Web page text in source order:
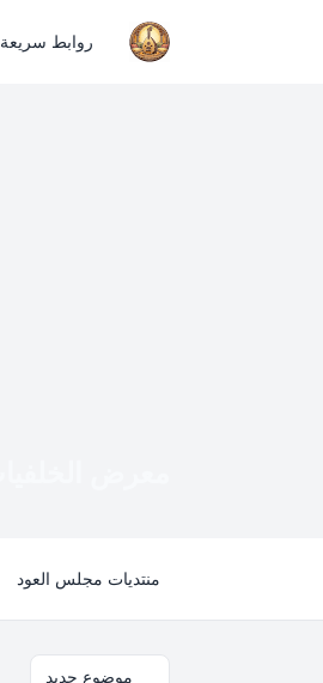
روابط سريعة
منتديات مجلس العود
موضوع جديد